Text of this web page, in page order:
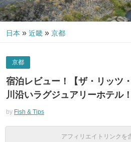
日本 » 近畿 » 京都
京都
宿泊レビュー！【ザ・リッツ
川沿いラグジュアリーホテル！
by Fish & Tips
アフィリエイトリンクを